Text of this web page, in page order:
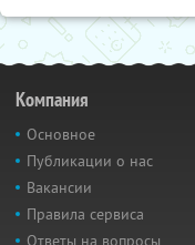
Компания
Основное
Публикации о нас
Вакансии
Правила сервиса
Ответы на вопросы